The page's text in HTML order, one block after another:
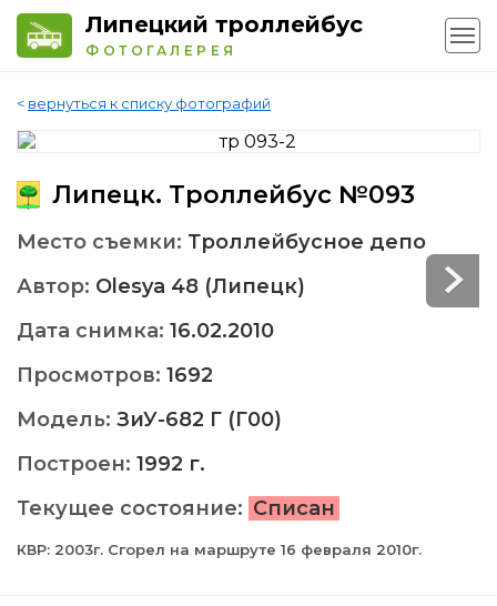
Липецкий троллейбус
ФОТОГАЛЕРЕЯ
< вернуться к списку фотографий
Липецк. Троллейбус №093
Место съемки: Троллейбусное депо
Автор: Olesya 48 (Липецк)
Дата снимка: 16.02.2010
Просмотров: 1692
Модель: ЗиУ-682 Г (Г00)
Построен: 1992 г.
Текущее состояние: Списан
КВР: 2003г. Сгорел на маршруте 16 февраля 2010г.